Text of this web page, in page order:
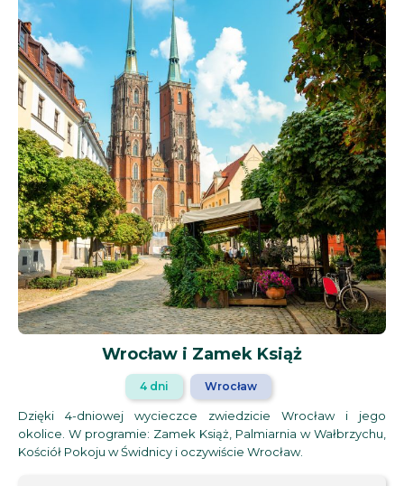
Wrocław i Zamek Książ
4 dni Wrocław
Dzięki 4-dniowej wycieczce zwiedzicie Wrocław i jego
okolice. W programie: Zamek Książ, Palmiarnia w Wałbrzychu,
Kościół Pokoju w Świdnicy i oczywiście Wrocław.